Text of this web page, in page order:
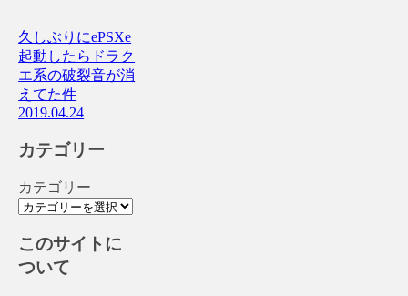
久しぶりにePSXe
起動したらドラク
エ系の破裂音が消
えてた件
2019.04.24
カテゴリー
カテゴリー
このサイトに
ついて